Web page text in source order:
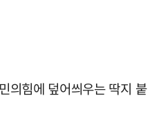
의힘에 덮어씌우는 딱지 붙